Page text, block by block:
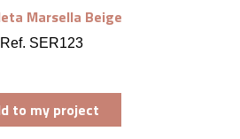
Marsella Beige
Ref. SER123
to my project